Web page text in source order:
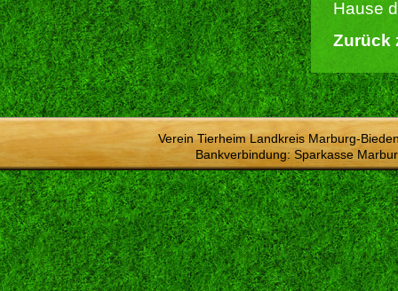
Hause
Zurück
Verein Tierheim Landkreis Marburg-
Bankverbindung: Sparkasse